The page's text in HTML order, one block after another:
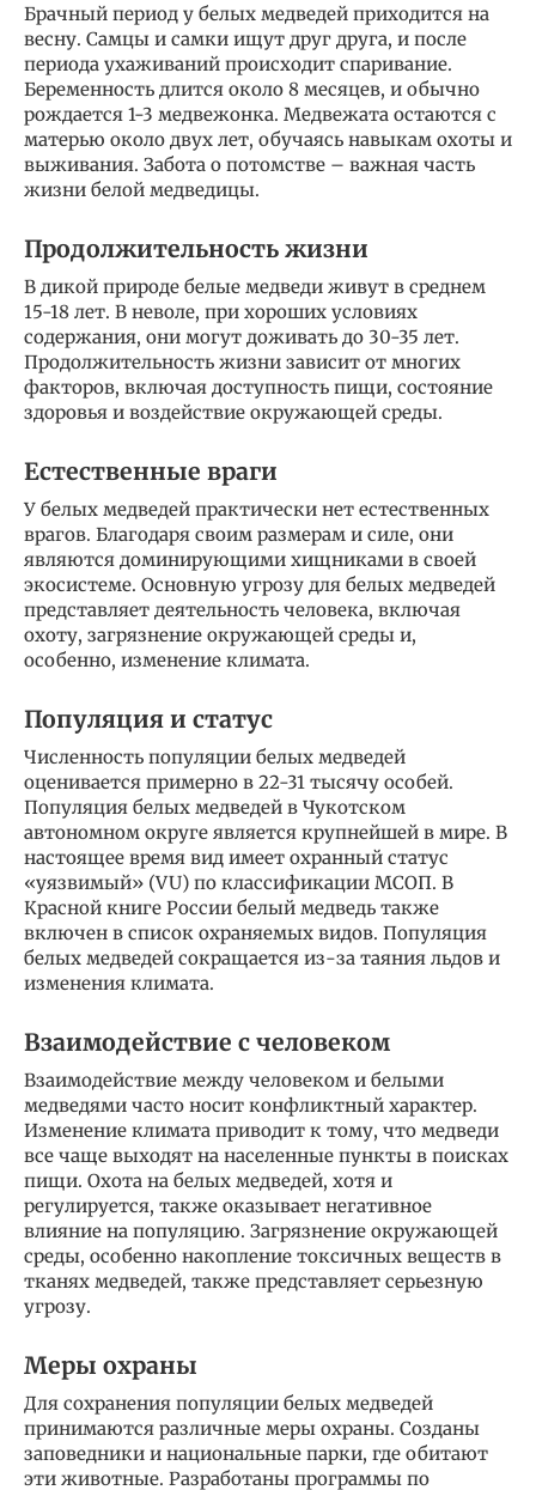
Брачный период у белых медведей приходится на
весну. Самцы и самки ищут друг друга, и после
периода ухаживаний происходит спаривание.
Беременность длится около 8 месяцев, и обычно
рождается 1-3 медвежонка. Медвежата остаются с
матерью около двух лет, обучаясь навыкам охоты и
выживания. Забота о потомстве – важная часть
жизни белой медведицы.
Продолжительность жизни
В дикой природе белые медведи живут в среднем
15-18 лет. В неволе, при хороших условиях
содержания, они могут доживать до 30-35 лет.
Продолжительность жизни зависит от многих
факторов, включая доступность пищи, состояние
здоровья и воздействие окружающей среды.
Естественные враги
У белых медведей практически нет естественных
врагов. Благодаря своим размерам и силе, они
являются доминирующими хищниками в своей
экосистеме. Основную угрозу для белых медведей
представляет деятельность человека, включая
охоту, загрязнение окружающей среды и,
особенно, изменение климата.
Популяция и статус
Численность популяции белых медведей
оценивается примерно в 22-31 тысячу особей.
Популяция белых медведей в Чукотском
автономном округе является крупнейшей в мире. В
настоящее время вид имеет охранный статус
«уязвимый» (VU) по классификации МСОП. В
Красной книге России белый медведь также
включен в список охраняемых видов. Популяция
белых медведей сокращается из-за таяния льдов и
изменения климата.
Взаимодействие с человеком
Взаимодействие между человеком и белыми
медведями часто носит конфликтный характер.
Изменение климата приводит к тому, что медведи
все чаще выходят на населенные пункты в поисках
пищи. Охота на белых медведей, хотя и
регулируется, также оказывает негативное
влияние на популяцию. Загрязнение окружающей
среды, особенно накопление токсичных веществ в
тканях медведей, также представляет серьезную
угрозу.
Меры охраны
Для сохранения популяции белых медведей
принимаются различные меры охраны. Созданы
заповедники и национальные парки, где обитают
эти животные. Разработаны программы по